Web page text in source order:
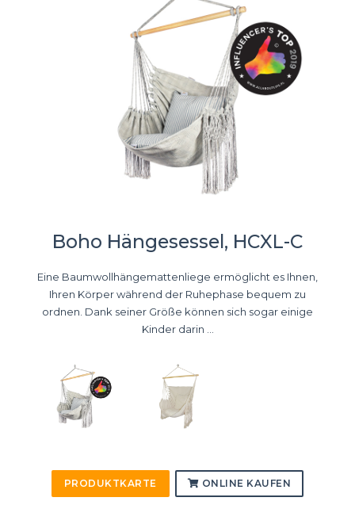
Boho Hängesessel, HCXL-C
Eine Baumwollhängemattenliege ermöglicht es Ihnen,
Ihren Körper während der Ruhephase bequem zu
ordnen. Dank seiner Größe können sich sogar einige
Kinder darin ...
PRODUKTKARTE ONLINE KAUFEN